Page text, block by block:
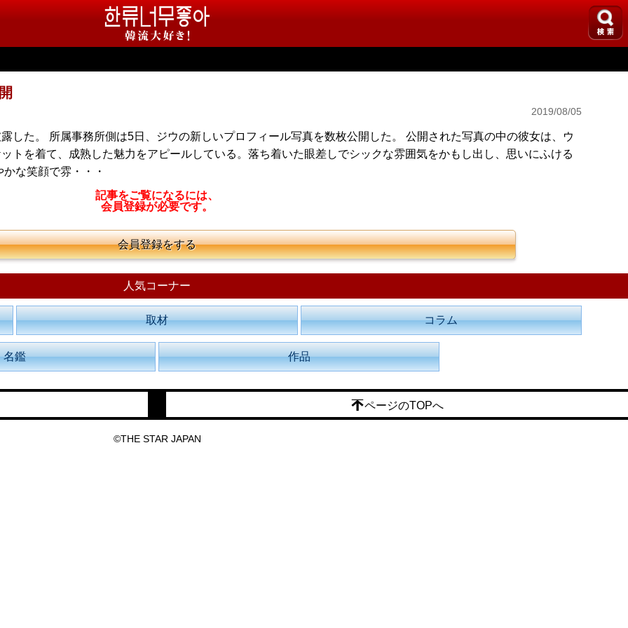
2019/08/05
した。 所属事務所側は5日、ジウの新しいプロフィール写真を数枚公開した。 公開された写真の中の彼女は、ウ
トを着て、成熟した魅力をアピールしている。落ち着いた眼差しでシックな雰囲気をかもし出し、思いにふける
な笑顔で雰・・・
記事をご覧になるには、
会員登録が必要です。
会員登録をする
人気コーナー
取材 コラム
名鑑 作品
ページのTOPへ
©THE STAR JAPAN